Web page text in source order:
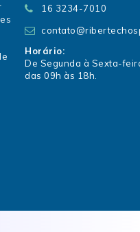
16 3234-7010
Horário:
De Segunda à Sexta-
das 09h às 18h.